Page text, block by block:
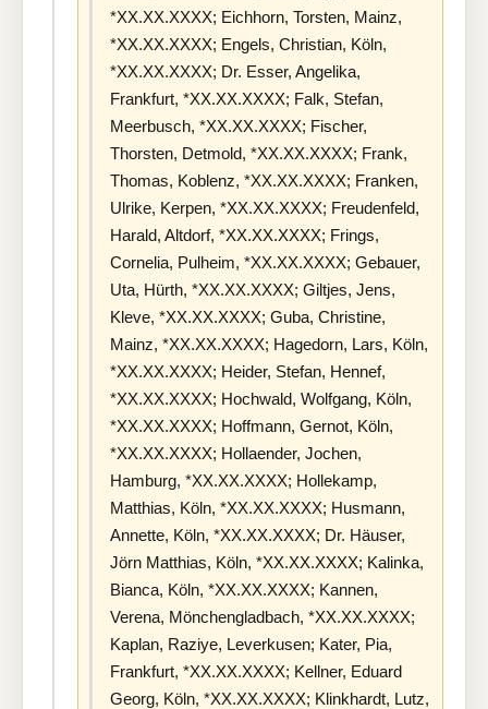
*XX.XX.XXXX; Eichhorn, Torsten, Mainz,
*XX.XX.XXXX; Engels, Christian, Köln,
*XX.XX.XXXX; Dr. Esser, Angelika,
Frankfurt, *XX.XX.XXXX; Falk, Stefan,
Meerbusch, *XX.XX.XXXX; Fischer,
Thorsten, Detmold, *XX.XX.XXXX; Frank,
Thomas, Koblenz, *XX.XX.XXXX; Franken,
Ulrike, Kerpen, *XX.XX.XXXX; Freudenfeld,
Harald, Altdorf, *XX.XX.XXXX; Frings,
Cornelia, Pulheim, *XX.XX.XXXX; Gebauer,
Uta, Hürth, *XX.XX.XXXX; Giltjes, Jens,
Kleve, *XX.XX.XXXX; Guba, Christine,
Mainz, *XX.XX.XXXX; Hagedorn, Lars, Köln,
*XX.XX.XXXX; Heider, Stefan, Hennef,
*XX.XX.XXXX; Hochwald, Wolfgang, Köln,
*XX.XX.XXXX; Hoffmann, Gernot, Köln,
*XX.XX.XXXX; Hollaender, Jochen,
Hamburg, *XX.XX.XXXX; Hollekamp,
Matthias, Köln, *XX.XX.XXXX; Husmann,
Annette, Köln, *XX.XX.XXXX; Dr. Häuser,
Jörn Matthias, Köln, *XX.XX.XXXX; Kalinka,
Bianca, Köln, *XX.XX.XXXX; Kannen,
Verena, Mönchengladbach, *XX.XX.XXXX;
Kaplan, Raziye, Leverkusen; Kater, Pia,
Frankfurt, *XX.XX.XXXX; Kellner, Eduard
Georg, Köln, *XX.XX.XXXX; Klinkhardt, Lutz,